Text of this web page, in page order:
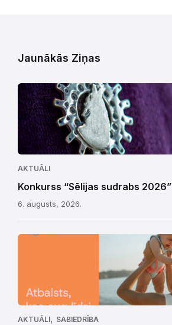
Jaunākās Ziņas
AKTUĀLI
Konkurss “Sēlijas sudrabs 2026”
6. augusts, 2026.
AKTUĀLI, SABIEDRĪBA